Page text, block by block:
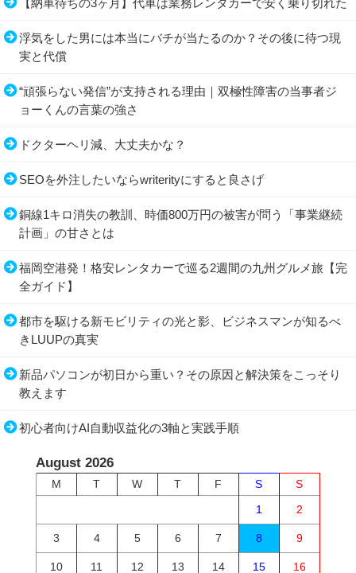
浮気をした男には本当にバチが当たるのか？その後に待つ現
実と代償
“頑張らない発信”が支持される理由｜双極性障害の当事者ジ
ョーくんの言葉の強さ
ドクターヘリ減、大丈夫かな？
SEOを外注したいならwriterityにすると良さげ
銅線1キロ消失の教訓、時価800万円の被害が問う「事業継続
計画」の甘さとは
福岡空港発！格安レンタカーで巡る2週間の九州グルメ旅【完
全ガイド】
都市を駆ける新モビリティの光と影、ビジネスマンが知るべ
きLUUPの真実
新品パソコンが初日から重い？その原因と解決策をこっそり
教えます
初心者向けAI自動収益化の3軸と実践手順
August 2026
M T W T F S
S
1
2
3 4 5 6 7 8 9
10 11 12 13 14 15 16